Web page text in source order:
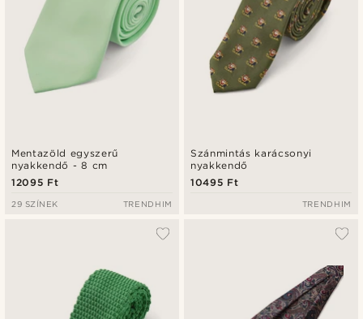
Mentazöld egyszerű
nyakkendő - 8 cm
12095 Ft
29 SZÍNEK TRENDHIM
Szánmintás karácsonyi
nyakkendő
10495 Ft
TRENDHIM